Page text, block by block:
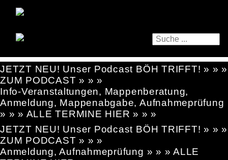
JETZT NEU! Unser Podcast BÖH TRIFFT! » » »
ZUM PODCAST » » »
Info-Veranstaltungen, Mappenberatung,
Anmeldung, Mappenabgabe, Aufnahmeprüfung
» » » ALLE TERMINE HIER » » »
JETZT NEU! Unser Podcast BÖH TRIFFT! » » »
ZUM PODCAST » » »
Anmeldung, Aufnahmeprüfung » » » ALLE